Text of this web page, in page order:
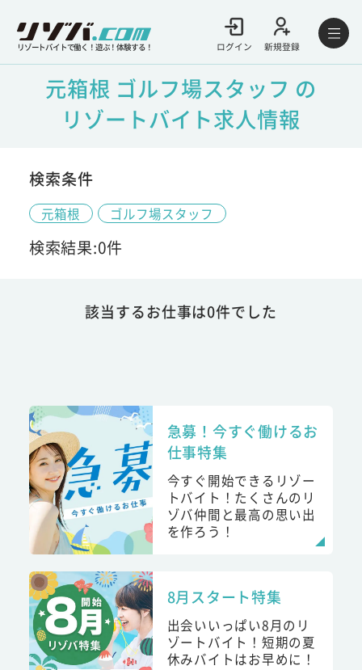
リゾートバイトで働く！遊ぶ！体験する！ ログイン 新規登録
元箱根 ゴルフ場スタッフ の
リゾートバイト求人情報
検索条件
元箱根 ゴルフ場スタッフ
検索結果:0件
該当するお仕事は0件でした
急募！今すぐ働けるお
仕事特集
今すぐ開始できるリゾー
トバイト！たくさんのリ
ゾバ仲間と最高の思い出
を作ろう！
8月スタート特集
出会いいっぱい8月のリ
ゾートバイト！短期の夏
休みバイトはお早めに！